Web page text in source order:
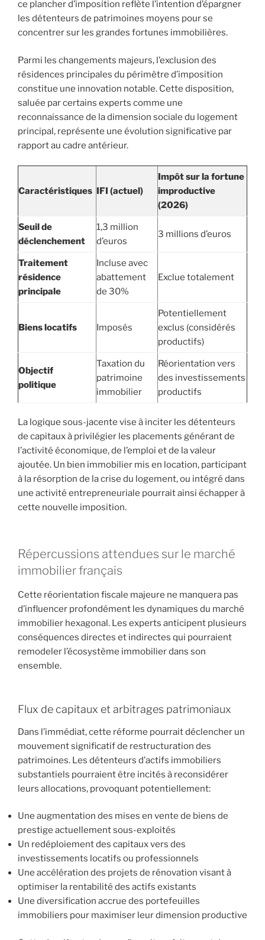
ce plancher d’imposition reflète l’intention d’épargner
les détenteurs de patrimoines moyens pour se
concentrer sur les grandes fortunes immobilières.
Parmi les changements majeurs, l’exclusion des
résidences principales du périmètre d’imposition
constitue une innovation notable. Cette disposition,
saluée par certains experts comme une
reconnaissance de la dimension sociale du logement
principal, représente une évolution significative par
rapport au cadre antérieur.
Caractéristiques IFI (actuel)
Impôt sur la fortune
improductive
(2026)
Seuil de
déclenchement
1,3 million
d’euros
3 millions d’euros
Traitement
résidence
principale
Incluse avec
abattement
de 30%
Exclue totalement
Biens locatifs Imposés
Potentiellement
exclus (considérés
productifs)
Objectif
politique
Taxation du
patrimoine
immobilier
Réorientation vers
des investissements
productifs
La logique sous-jacente vise à inciter les détenteurs
de capitaux à privilégier les placements générant de
l’activité économique, de l’emploi et de la valeur
ajoutée. Un bien immobilier mis en location, participant
à la résorption de la crise du logement, ou intégré dans
une activité entrepreneuriale pourrait ainsi échapper à
cette nouvelle imposition.
Répercussions attendues sur le marché
immobilier français
Cette réorientation fiscale majeure ne manquera pas
d’influencer profondément les dynamiques du marché
immobilier hexagonal. Les experts anticipent plusieurs
conséquences directes et indirectes qui pourraient
remodeler l’écosystème immobilier dans son
ensemble.
Flux de capitaux et arbitrages patrimoniaux
Dans l’immédiat, cette réforme pourrait déclencher un
mouvement significatif de restructuration des
patrimoines. Les détenteurs d’actifs immobiliers
substantiels pourraient être incités à reconsidérer
leurs allocations, provoquant potentiellement:
Une augmentation des mises en vente de biens de
prestige actuellement sous-exploités
Un redéploiement des capitaux vers des
investissements locatifs ou professionnels
Une accélération des projets de rénovation visant à
optimiser la rentabilité des actifs existants
Une diversification accrue des portefeuilles
immobiliers pour maximiser leur dimension productive